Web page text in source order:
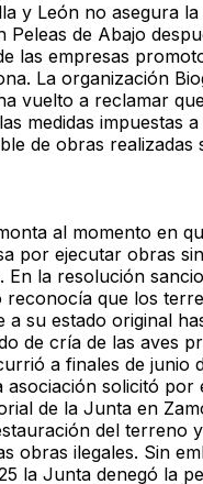
y León no asegura
Peleas de Abajo
las empresas
La organización
vuelto a reclamar
medidas impuestas a
de obras realizadas
al momento en
por ejecutar obras
En la resolución
reconocía que los
a su estado original
de cría de las aves
a finales de junio
asociación solicitó por
de la Junta en
del terreno
obras ilegales. Sin
la Junta denegó la